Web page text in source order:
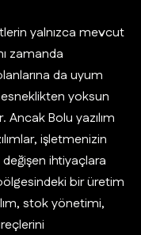
yalnızca mevcut
zamanda
da uyum
yoksun
Bolu yazılım
işletmenizin
ihtiyaçlara
bir üretim
stok yönetimi,